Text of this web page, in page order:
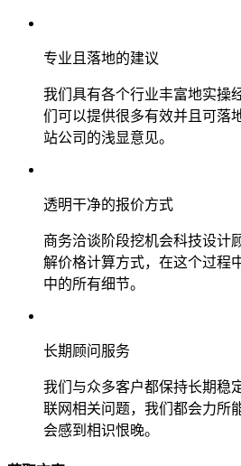
专业且落地的建议
我们具有各个行业丰富地实操
们可以提供很多有效并且可落
站公司的浅显意见。
透明干净的报价方式
商务洽谈阶段挖机会科技设计
解价格计算方式，在这个过程
中的所有细节。
长期顾问服务
我们与众多客户都保持长期稳
联网相关问题，我们都会力所
会感到相识恨晚。